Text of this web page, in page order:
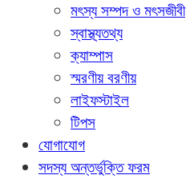
মৎস্য সম্পদ ও মৎসজীবী
স্বাস্থ্যতথ্য
ক্যাম্পাস
স্মরণীয় বরণীয়
লাইফস্টাইল
টিপস
যোগাযোগ
সদস্য অন্তর্ভুক্তি ফরম